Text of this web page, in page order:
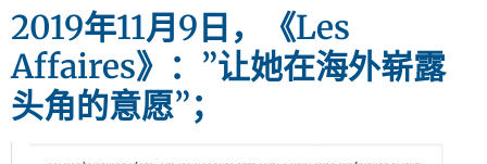
2019年11月9日，《Les
Affaires》：”让她在海外崭露
头角的意愿”；